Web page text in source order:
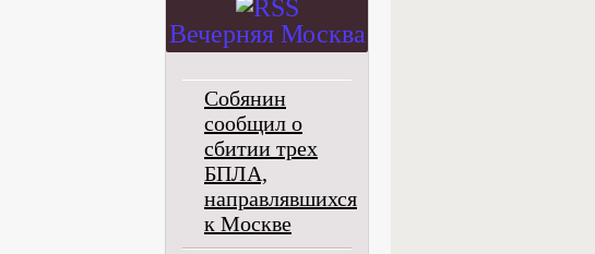
Вечерняя Москва
Собянин
сообщил о
сбитии трех
БПЛА,
направлявшихся
к Москве